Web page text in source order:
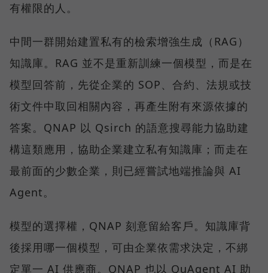
有權限的人。
中間一群開始建置私有的檢索增強生成（RAG）
知識庫。RAG 並不是重新訓練一個模型，而是在
模型回答前，先從企業的 SOP、合約、法規或技
術文件中取回相關內容，再產生附有來源依據的
答案。QNAP 以 Qsirch 的語意搜尋能力協助建
構這類應用，協助企業建立私有知識庫；而走在
最前面的少數企業，則已經嘗試地端推論與 AI
Agent。
模型的選擇權，QNAP 刻意留給客戶。知識庫背
後採用哪一個模型，可由企業依需求決定，不綁
定單一 AI 供應商。QNAP 也以 QuAgent AI 助